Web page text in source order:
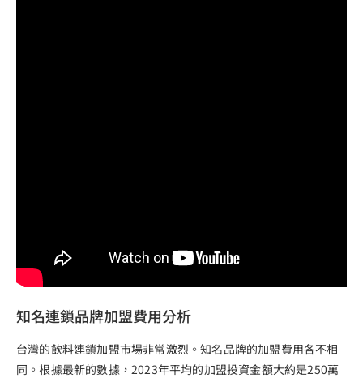
知名連鎖品牌加盟費用分析
台灣的飲料連鎖加盟市場非常激烈。知名品牌的加盟費用各不相
同。根據最新的數據，2023年平均的加盟投資金額大約是250萬